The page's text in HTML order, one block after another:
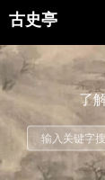
古史亭
了